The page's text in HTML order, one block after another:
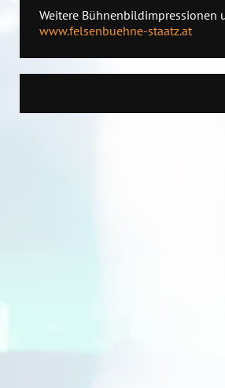
Weitere Bühnenbildimpressionen
www.felsenbuehne-staatz.at